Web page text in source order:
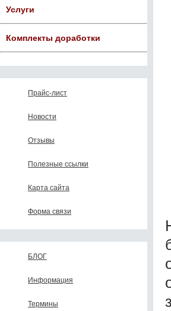
Услуги
Комплекты доработки
Прайс-лист
Новости
Отзывы
Полезные ссылки
Карта сайта
Форма связи
БЛОГ
Информация
Термины